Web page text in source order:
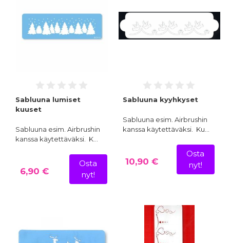
Sabluuna lumiset
kuuset
Sabluuna esim. Airbrushin
kanssa käytettäväksi. K…
6,90 €
Osta
nyt!
Sabluuna kyyhkyset
Sabluuna esim. Airbrushin
kanssa käytettäväksi. Ku…
10,90 €
Osta
nyt!